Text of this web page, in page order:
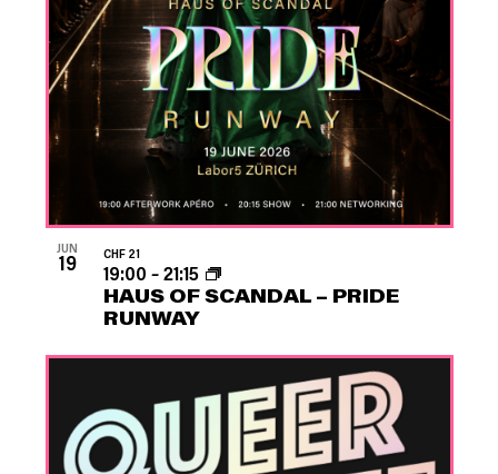
JUN
19
HAUS OF SCANDAL – PRIDE
RUNWAY
19:00 –21:15
CHF 21